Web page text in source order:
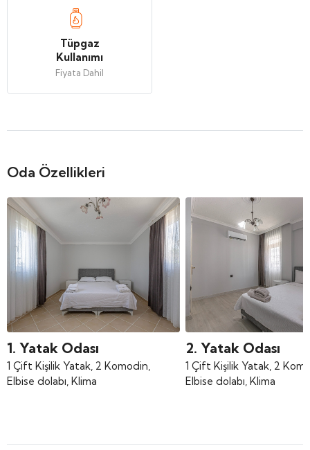
Tüpgaz
Kullanımı
Fiyata Dahil
Oda Özellikleri
1. Yatak Odası
1 Çift Kişilik Yatak, 2 Komodin,
Elbise dolabı, Klima
2. Yatak Odası
1 Çift Kişilik Yatak, 2
Elbise dolabı, Klima